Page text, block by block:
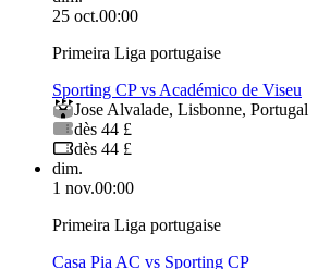
25 oct.00:00
Primeira Liga portugaise
Sporting CP vs Académico de Viseu
Jose Alvalade, Lisbonne, Portugal
dès 44 £
dès 44 £
dim.
1 nov.00:00
Primeira Liga portugaise
Casa Pia AC vs Sporting CP